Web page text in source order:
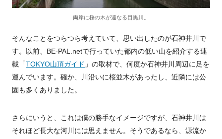
両岸に桜の木が連なる目黒川。
そんなことをつらつら考えていて、思い出したのが石神井川で
す。以前、BE-PAL.netで行っていた都内の低い山を紹介する連
載「TOKYO山頂ガイド 」の取材で、何度か石神井川周辺に足を
運んでいます。確か、川沿いに桜並木があったし、近隣には公
園も多くありました。
さらにいうと、これは僕の勝手なイメージですが、石神井川は
それほど長大な河川には思えません。そうであるなら、源流か